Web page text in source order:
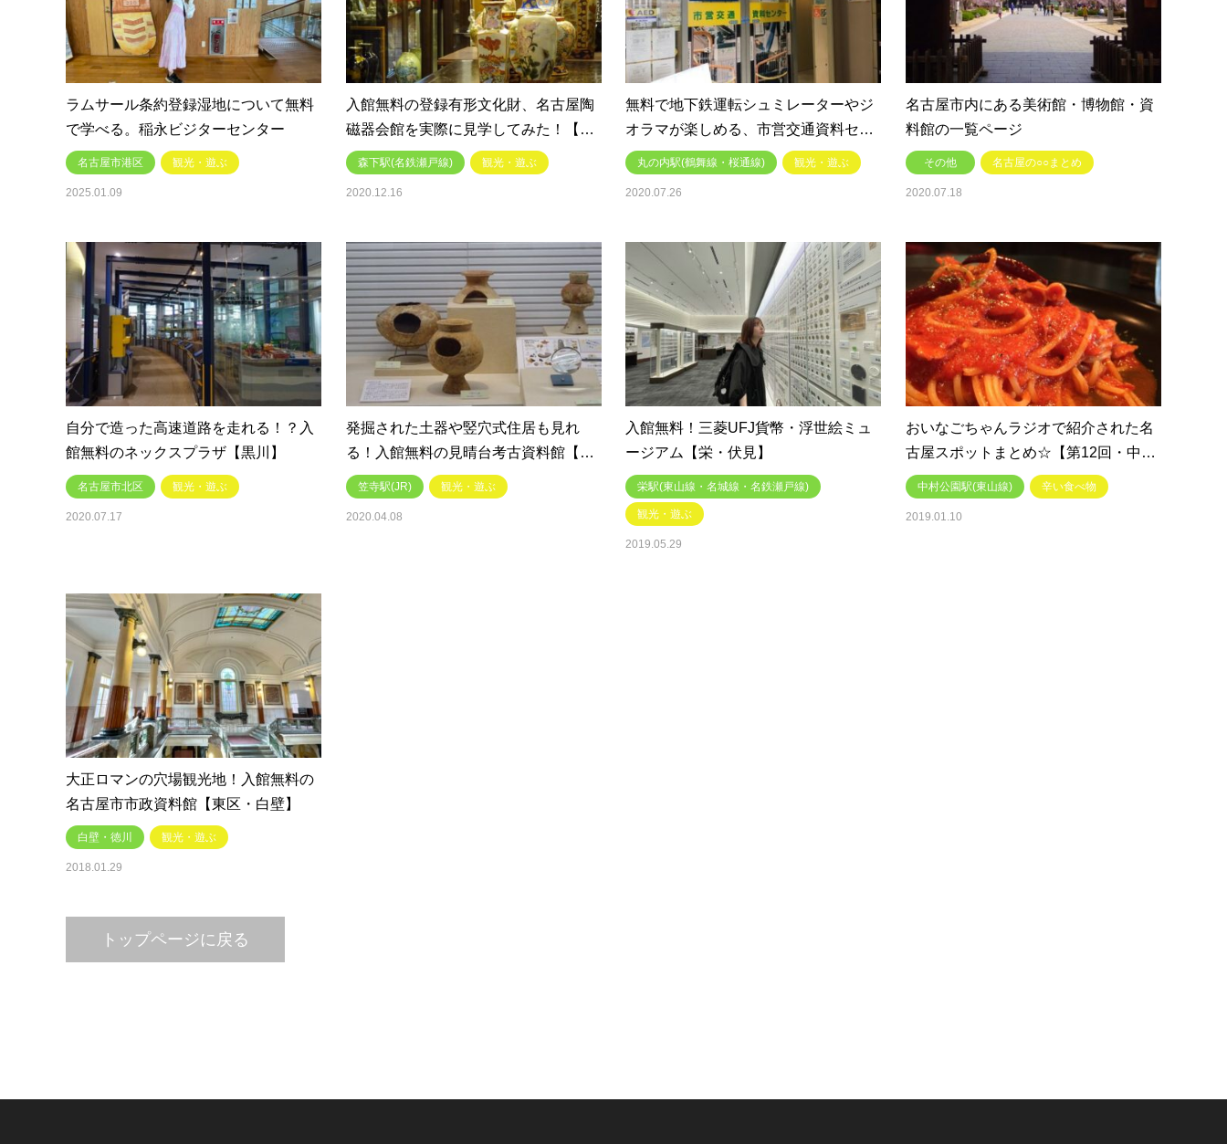
ラムサール条約登録湿地について無料
で学べる。稲永ビジターセンター
名古屋市港区 観光・遊ぶ
2025.01.09
入館無料の登録有形文化財、名古屋陶
磁器会館を実際に見学してみた！【…
森下駅(名鉄瀬戸線) 観光・遊ぶ
2020.12.16
無料で地下鉄運転シュミレーターやジ
オラマが楽しめる、市営交通資料セ…
丸の内駅(鶴舞線・桜通線) 観光・遊ぶ
2020.07.26
名古屋市内にある美術館・博物館・資
料館の一覧ページ
その他 名古屋の○○まとめ
2020.07.18
自分で造った高速道路を走れる！？入
館無料のネックスプラザ【黒川】
名古屋市北区 観光・遊ぶ
2020.07.17
発掘された土器や竪穴式住居も見れ
る！入館無料の見晴台考古資料館【…
笠寺駅(JR) 観光・遊ぶ
2020.04.08
入館無料！三菱UFJ貨幣・浮世絵ミュ
ージアム【栄・伏見】
栄駅(東山線・名城線・名鉄瀬戸線)
観光・遊ぶ
2019.05.29
おいなごちゃんラジオで紹介された名
古屋スポットまとめ☆【第12回・中…
中村公園駅(東山線) 辛い食べ物
2019.01.10
大正ロマンの穴場観光地！入館無料の
名古屋市市政資料館【東区・白壁】
白壁・徳川 観光・遊ぶ
2018.01.29
トップページに戻る